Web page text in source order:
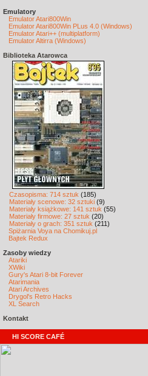
Emulatory
Emulator Atari800Win
Emulator Atari800Win PLus 4.0 (Windows)
Emulator Atari++ (multiplatform)
Emulator Altirra (Windows)
Biblioteka Atarowca
Czasopisma: 714 sztuk (185)
Materiały scenowe: 32 sztuki (9)
Materiały książkowe: 141 sztuk (55)
Materiały firmowe: 27 sztuk (20)
Materiały o grach: 351 sztuk (211)
Spiżarnia Voya na Chomikuj.pl
Bajtek Redux
Zasoby wiedzy
Atariki
XWiki
Gury's Atari 8-bit Forever
Atarimania
Atari Archives
Drygol's Retro Hacks
XL Search
Kontakt
HI SCORE CAFÉ